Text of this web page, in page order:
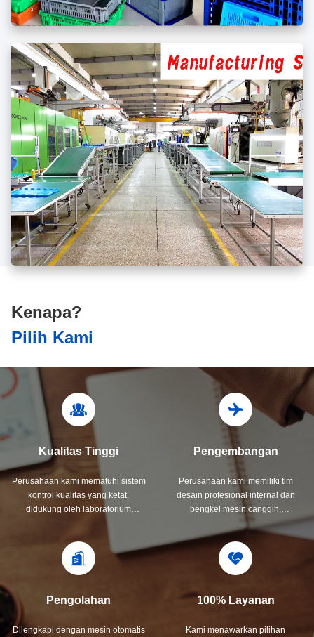
Kenapa?
Pilih Kami
Kualitas Tinggi
Perusahaan kami mematuhi sistem
kontrol kualitas yang ketat,
didukung oleh laboratorium
terbaik.pemeriksaan kredit yang
komprehensif, kepatuhan RoHS,
Pemasok untuk mempertahankan
operasi yang dapat diandalkan
Pengembangan
Perusahaan kami memiliki tim
desain profesional internal dan
bengkel mesin canggih,
memastikan solusi inovatif
berkualitas tinggi.mengembangkan
dan menyesuaikan produk yang
Anda butuhkan untuk memenuhi
Anda.
Pengolahan
Dilengkapi dengan mesin otomatis
100% Layanan
Kami menawarkan pilihan